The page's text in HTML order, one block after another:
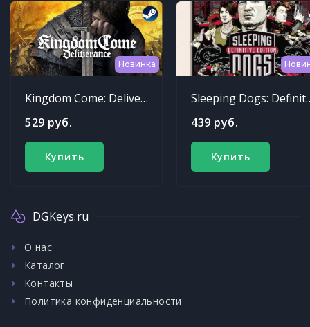
Новинка
Kingdom Come: Deliverance
529 руб.
Купить
Sleeping
439 руб.
Купить
DGKeys.ru
О нас
Каталог
Контакты
Политика конфиденциальности